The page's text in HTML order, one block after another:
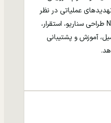
عملیاتی در نظر
گرفته شده است. NeorFava طراحی سناریو، استقرار،
آموزش و پشتیبانی